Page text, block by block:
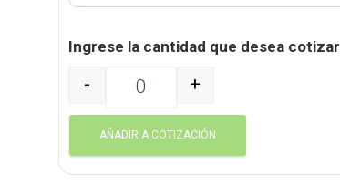
Ingrese la cantidad que desea cotizar
MIKA cantidad
- +
AÑADIR A COTIZACIÓN